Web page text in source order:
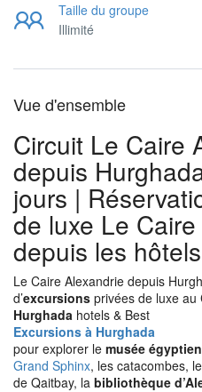
Taille du groupe
Illimité
Vue d'ensemble
Circuit Le Caire
depuis
jours |
de luxe Le
depuis les
Le Caire Alexandrie depuis
d’excursions privées de luxe au
Hurghada hotels & Best
Excursions à Hurghada
pour explorer le musée égyptien
Grand Sphinx, les catacombes,
de Qaitbay, la bibliothèque